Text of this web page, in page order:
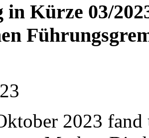
in Kürze 03/
2023